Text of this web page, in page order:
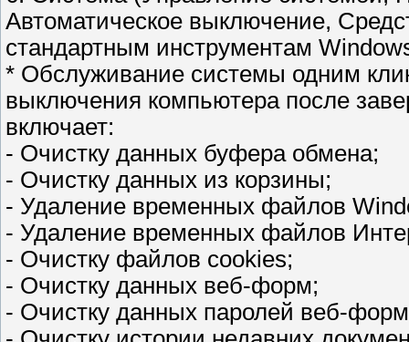
Автоматическое выключение,
стандартным инструментам
* Обслуживание системы одним
выключения компьютера после
включает:
- Очистку данных буфера обмена;
- Очистку данных из корзины;
- Удаление временных файлов
- Удаление временных файлов
- Очистку файлов cookies;
- Очистку данных веб-форм;
- Очистку данных паролей веб-